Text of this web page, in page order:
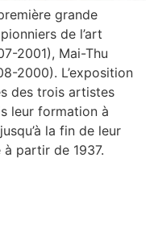
grande
de l’art
2001), Mai-Thu
2000). L’exposition
des trois artistes
leur formation à
la fin de leur
à partir de 1937.